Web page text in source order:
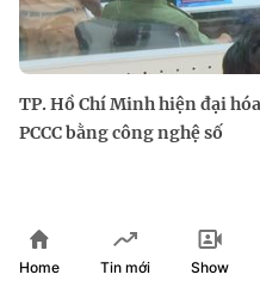
TP. Hồ Chí Minh hiện đại
PCCC bằng công nghệ số
Home Tin mới Show